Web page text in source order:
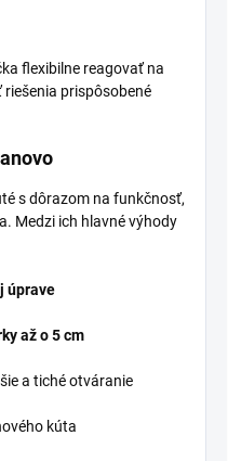
flexibilne reagovať na
prispôsobené
s dôrazom na funkčnosť,
Medzi ich hlavné výhody
úprave
až o 5 cm
a tiché otváranie
kúta